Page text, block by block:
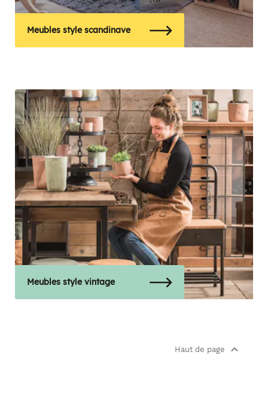
Meubles style scandinave
Meubles style vintage
Haut de page